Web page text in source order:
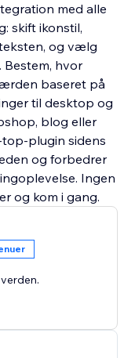
med alle
skift ikonstil,
og vælg
Bestem, hvor
baseret på
til desktop og
blog eller
plugin sidens
og forbedrer
Ingen
og kom i gang.